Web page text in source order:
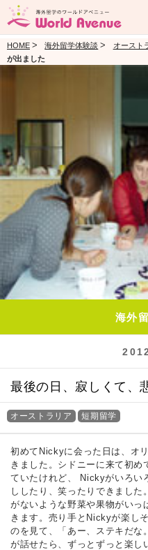
HOME > 海外留学体験談 > オースト
が出ました
海外
最後の日、寂しくて、
オーストラリア 短期留学
初めてNickyに会った日は、オ
きました。シドニーに来て初め
ていたけれど、 Nickyがいろい
ししたり、笑ったりできました
がないような野菜や果物がいっ
きます。売り手とNickyが楽し
のを見て、「あー、ステキだな
が話せたら、ずっとずっと楽し